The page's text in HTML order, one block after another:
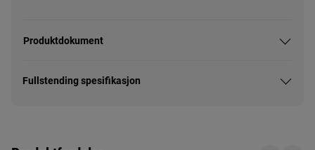
Produktdokument
Fullstending spesifikasjon